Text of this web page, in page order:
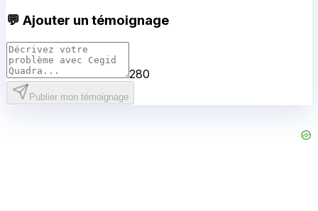
💬 Ajouter un témoignage
280
Publier mon témoignage